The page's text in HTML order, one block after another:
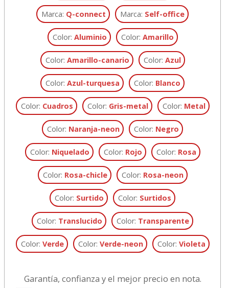
Marca: Q-connect Marca: Self-office
Color: Aluminio Color: Amarillo
Color: Amarillo-canario Color: Azul
Color:Azul-turquesa Color: Blanco
Color: Cuadros Color: Gris-metal Color: Metal
Color: Naranja-neon Color: Negro
Color: Niquelado Color: Rojo Color: Rosa
Color: Rosa-chicle Color: Rosa-neon
Color: Surtido Color: Surtidos
Color: Translucido Color: Transparente
Color: Verde Color: Verde-neon Color: Violeta
Garantía, confianza y el mejor precio en nota.